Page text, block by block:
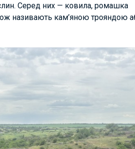
Серед них — ковила, ромашка
називають кам’яною трояндою